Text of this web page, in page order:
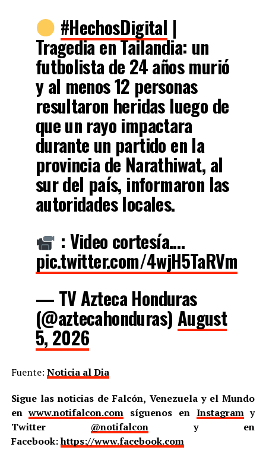
#HechosDigital |
Tragedia en Tailandia: un
futbolista de 24 años murió
y al menos 12 personas
resultaron heridas luego de
que un rayo impactara
durante un partido en la
provincia de Narathiwat, al
sur del país, informaron las
autoridades locales.
: Video cortesía.…
pic.twitter.com/4wjH5TaRVm
— TV Azteca Honduras
(@aztecahonduras) August
5, 2026
Fuente: Noticia al Dia
Sigue las noticias de Falcón, Venezuela y el Mundo
enwww.notifalcon.com síguenos en Instagramy
Twitter @notifalcony en
Facebook:https://www.facebook.com